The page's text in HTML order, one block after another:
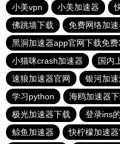
小美vpn
小美加速器
佛跳墙下载
免费网络加
黑洞加速器app官网下载免
小猫咪crash加速器
国内
速狼加速器官网
银河加
学习python
海鸥加速器
极光加速器下载
登录ins
鲸鱼加速器
快柠檬加速